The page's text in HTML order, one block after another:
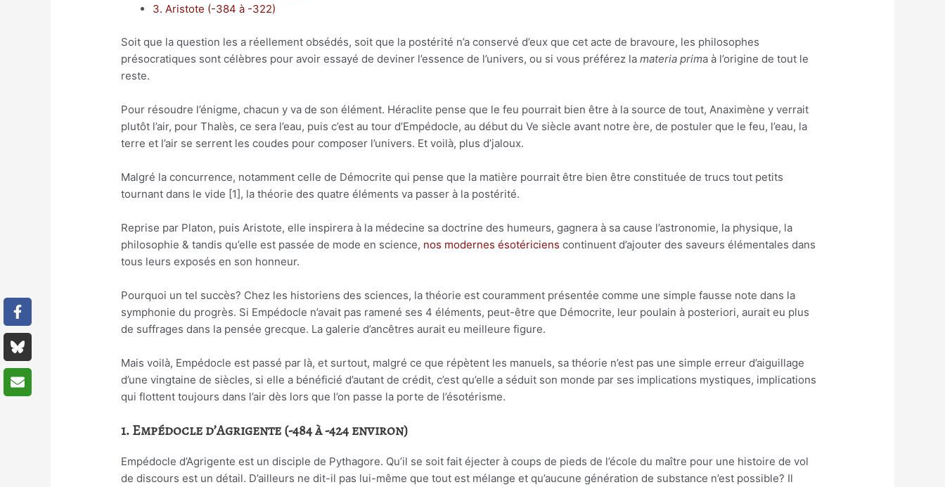
3. Aristote (-384 à -322)
Soit que la question les a réellement obsédés, soit que la postérité n’a conservé d’eux que cet acte de bravoure, les philosophes
présocratiques sont célèbres pour avoir essayé de deviner l’essence de l’univers, ou si vous préférez lamateria prima à l’origine de tout le
reste.
Pour résoudre l’énigme, chacun y va de son élément. Héraclite pense que le feu pourrait bien être à la source de tout, Anaximène y verrait
plutôt l’air, pour Thalès, ce sera l’eau, puis c’est au tour d’Empédocle, au début du Ve siècle avant notre ère, de postuler que le feu, l’eau, la
terre et l’air se serrent les coudes pour composer l’univers. Et voilà, plus d’jaloux.
Malgré la concurrence, notamment celle de Démocrite qui pense que la matière pourrait être bien être constituée de trucs tout petits
tournant dans le vide [1], la théorie des quatre éléments va passer à la postérité.
Reprise par Platon, puis Aristote, elle inspirera à la médecine sa doctrine des humeurs, gagnera à sa cause l’astronomie, la physique, la
philosophie & tandis qu’elle est passée de mode en science, nos modernes ésotériciens continuent d’ajouter des saveurs élémentales dans
tous leurs exposés en son honneur.
Pourquoi un tel succès? Chez les historiens des sciences, la théorie est couramment présentée comme une simple fausse note dans la
symphonie du progrès. Si Empédocle n’avait pas ramené ses 4 éléments, peut-être que Démocrite, leur poulain à posteriori, aurait eu plus
de suffrages dans la pensée grecque. La galerie d’ancêtres aurait eu meilleure figure.
Mais voilà, Empédocle est passé par là, et surtout, malgré ce que répètent les manuels, sa théorie n’est pas une simple erreur d’aiguillage
d’une vingtaine de siècles, si elle a bénéficié d’autant de crédit, c’est qu’elle a séduit son monde par ses implications mystiques, implications
qui flottent toujours dans l’air dès lors que l’on passe la porte de l’ésotérisme.
1. Empédocle d’Agrigente (-484 à -424 environ)
Empédocle d’Agrigente est un disciple de Pythagore. Qu’il se soit fait éjecter à coups de pieds de l’école du maître pour une histoire de vol
de discours est un détail. D’ailleurs ne dit-il pas lui-même que tout est mélange et qu’aucune génération de substance n’est possible? Il